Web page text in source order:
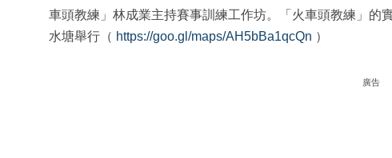
車頭教練」林成業主持賽事訓練工作坊。「火車頭教練」的
水塘舉行（ https://goo.gl/maps/AH5bBa1qcQn ）
廣告